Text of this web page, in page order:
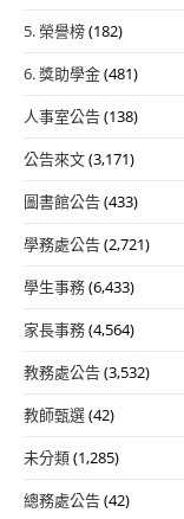
5. 榮譽榜(182)
6. 獎助學金(481)
人事室公告(138)
公告來文(3,171)
圖書館公告(433)
學務處公告(2,721)
學生事務(6,433)
家長事務(4,564)
教務處公告(3,532)
教師甄選(42)
未分類(1,285)
總務處公告(42)